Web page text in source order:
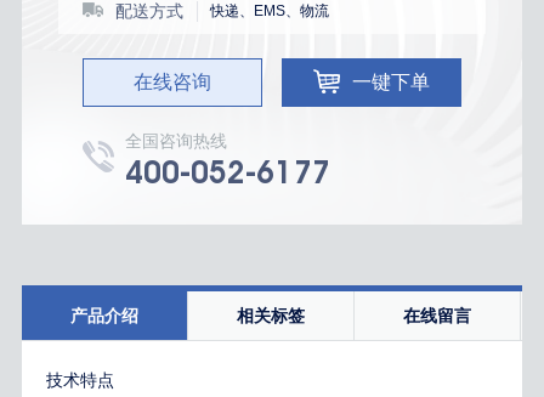
配送方式 快递、EMS、物流
在线咨询 一键下单
全国咨询热线
400-052-6177
产品介绍 相关标签 在线留言
技术特点